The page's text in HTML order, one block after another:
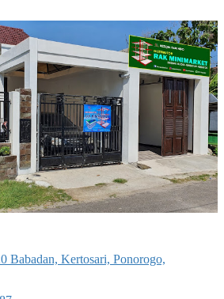
Babadan, Kertosari, Ponorogo,